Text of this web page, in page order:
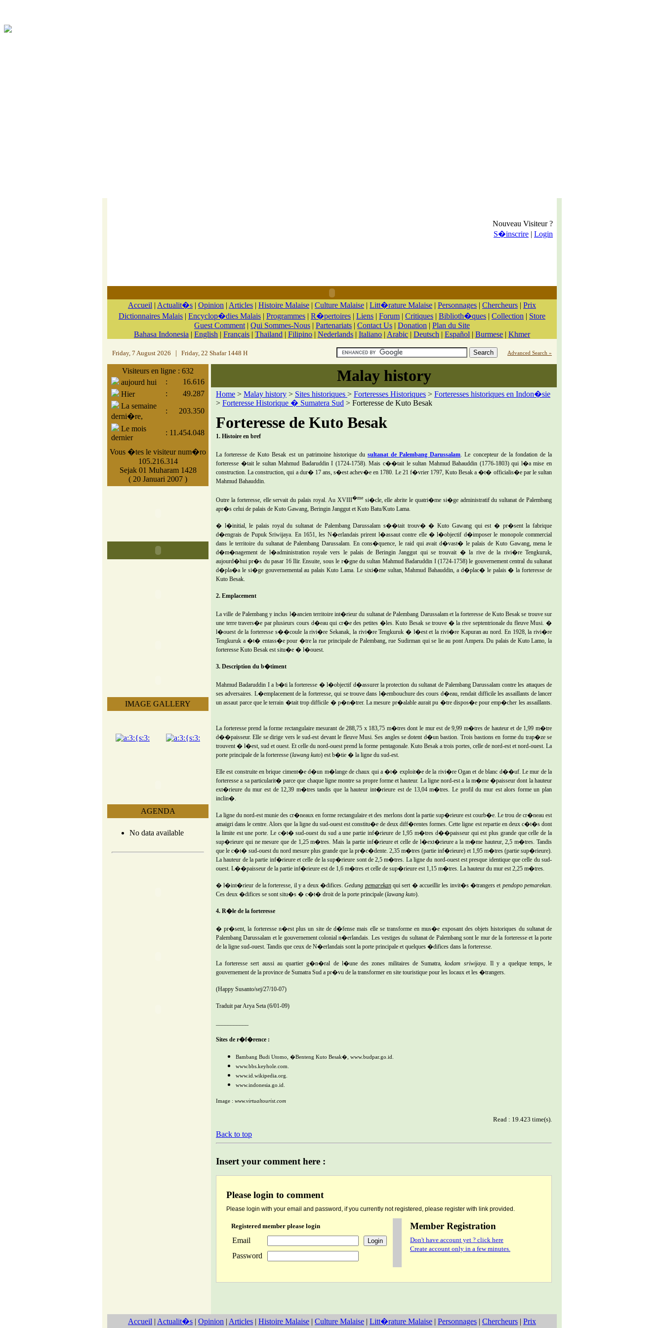
Nouveau Visiteur ?
S�inscrire | Login
Accueil | Actualit�s | Opinion | Articles | Histoire Malaise | Culture Malaise | Litt�rature Malaise | Personnages | Chercheurs | Prix
Dictionnaires Malais | Encyclop�dies Malais | Programmes | R�pertoires | Liens | Forum | Critiques | Biblioth�ques | Collection | Store
Guest Comment | Qui Sommes-Nous | Partenariats | Contact Us | Donation | Plan du Site
Bahasa Indonesia | English | Français | Thailand | Filipino | Nederlands | Italiano | Arabic | Deutsch | Español | Burmese | Khmer
Friday, 7 August 2026 Friday, 22 Shafar 1448 H Advanced Search »
Visiteurs en ligne : 632
aujourd hui
:
16.616
Hier
:
49.287
La semaine
derni�re,
: 203.350
Le mois
dernier
: 11.454.048
Vous �tes le visiteur num�ro
105.216.314
Sejak 01 Muharam 1428
( 20 Januari 2007 )
IMAGE GALLERY
AGENDA
No data available
Malay history
Home > Malay history > Sites historiques > Forteresses Historiques > Forteresses historiques en Indon�sie
> Forteresse Historique � Sumatera Sud > Forteresse de Kuto Besak
Forteresse de Kuto Besak
1. Histoire en bref
La forteresse de Kuto Besak est un patrimoine historique du sultanat de Palembang Darussalam. Le concepteur de la fondation de la
forteresse �tait le sultan Mahmud Badaruddin I (1724-1758). Mais c��tait le sultan Mahmud Bahauddin (1776-1803) qui l�a mise en
construction. La construction, qui a dur� 17 ans, s�est achev�e en 1780. Le 21 f�vrier 1797, Kuto Besak a �t� officialis�e par le sultan
Mahmud Bahauddin.
Outre la forteresse, elle servait du palais royal. Au XVIII�mesi�cle, elle abrite le quatri�me si�ge administratif du sultanat de Palembang
apr�s celui de palais de Kuto Gawang, Beringin Janggut et Kuto Batu/Kuto Lama.
� l�initial, le palais royal du sultanat de Palembang Darussalam s��tait trouv� � Kuto Gawang qui est � pr�sent la fabrique
d�engrais de Pupuk Sriwijaya. En 1651, les N�erlandais prirent l�assaut contre elle � l�objectif d�imposer le monopole commercial
dans le territoire du sultanat de Palembang Darussalam. En cons�quence, le raid qui avait d�vast� le palais de Kuto Gawang, mena le
d�m�nagement de l�administration royale vers le palais de Beringin Janggut qui se trouvait � la rive de la rivi�re Tengkuruk,
aujourd�hui pr�s du pasar 16 Ilir. Ensuite, sous le r�gne du sultan Mahmud Badaruddin I (1724-1758) le gouvernement central du sultanat
d�pla�a le si�ge gouvernemental au palais Kuto Lama. Le sixi�me sultan, Mahmud Bahauddin, a d�plac� le palais � la forteresse de
Kuto Besak.
2. Emplacement
La ville de Palembang y inclus l�ancien territoire int�rieur du sultanat de Palembang Darussalam et la forteresse de Kuto Besak se trouve sur
une terre travers�e par plusieurs cours d�eau qui cr�e des petites �les. Kuto Besak se trouve � la rive septentrionale du fleuve Musi. �
l�ouest de la forteresse s��coule la rivi�re Sekanak, la rivi�re Tengkuruk � l�est et la rivi�re Kapuran au nord. En 1928, la rivi�re
Tengkuruk a �t� entass�e pour �tre la rue principale de Palembang, rue Sudirman qui se lie au pont Ampera. Du palais de Kuto Lamo, la
forteresse Kuto Besak est situ�e � l�ouest.
3. Description du b�timent
Mahmud Badaruddin I a b�ti la forteresse � l�objectif d�assurer la protection du sultanat de Palembang Darussalam contre les attaques de
ses adversaires. L�emplacement de la forteresse, qui se trouve dans l�embouchure des cours d�eau, rendait difficile les assaillants de lancer
un assaut parce que le terrain �tait trop difficile � p�n�trer. La mesure pr�alable aurait pu �tre dispos�e pour emp�cher les assaillants.
La forteresse prend la forme rectangulaire mesurant de 288,75 x 183,75 m�tres dont le mur est de 9,99 m�tres de hauteur et de 1,99 m�tre
d��paisseur. Elle se dirige vers le sud-est devant le fleuve Musi. Ses angles se dotent d�un bastion. Trois bastions en forme du trap�ze se
trouvent � l�est, sud et ouest. Et celle du nord-ouest prend la forme pentagonale. Kuto Besak a trois portes, celle de nord-est et nord-ouest. La
porte principale de la forteresse (lawang kuto) est b�tie � la ligne du sud-est.
Elle est construite en brique ciment�e d�un m�lange de chaux qui a �t� exploit�e de la rivi�re Ogan et de blanc d��uf. Le mur de la
forteresse a sa particularit� parce que chaque ligne montre sa propre forme et hauteur. La ligne nord-est a la m�me �paisseur dont la hauteur
ext�rieure du mur est de 12,39 m�tres tandis que la hauteur int�rieure est de 13,04 m�tres. Le profil du mur est alors forme un plan
inclin�.
La ligne du nord-est munie des cr�neaux en forme rectangulaire et des merlons dont la partie sup�rieure est courb�e. Le trou de cr�neau est
amaigri dans le centre. Alors que la ligne du sud-ouest est constitu�e de deux diff�rentes formes. Cette ligne est repartie en deux c�t�s dont
la limite est une porte. Le c�t� sud-ouest du sud a une partie inf�rieure de 1,95 m�tres d��paisseur qui est plus grande que celle de la
sup�rieure qui ne mesure que de 1,25 m�tres. Mais la partie inf�rieure et celle de l�ext�rieure a la m�me hauteur, 2,5 m�tres. Tandis
que le c�t� sud-ouest du nord mesure plus grande que la pr�c�dente. 2,35 m�tres (partie inf�rieure) et 1,95 m�tres (partie sup�rieure).
La hauteur de la partie inf�rieure et celle de la sup�rieure sont de 2,5 m�tres. La ligne du nord-ouest est presque identique que celle du sud-
ouest. L��paisseur de la partie inf�rieure est de 1,6 m�tres et celle de sup�rieure est 1,15 m�tres. La hauteur du mur est 2,25 m�tres.
� l�int�rieur de la forteresse, il y a deux �difices.Gedung pemarekanqui sert � accueillir les invit�s �trangers et pendopo pemarekan
Ces deux �difices se sont situ�s � c�t� droit de la porte principale (lawang kuto).
4. R�le de la forteresse
� pr�sent, la forteresse n�est plus un site de d�fense mais elle se transforme en mus�e exposant des objets historiques du sultanat de
Palembang Darussalam et le gouvernement colonial n�erlandais. Les vestiges du sultanat de Palembang sont le mur de la forteresse et la porte
de la ligne sud-ouest. Tandis que ceux de N�erlandais sont la porte principale et quelques �difices dans la forteresse.
La forteresse sert aussi au quartier g�n�ral de l�une des zones militaires de Sumatra,kodam sriwijaya. Il y a quelque temps, le
gouvernement de la province de Sumatra Sud a pr�vu de la transformer en site touristique pour les locaux et les �trangers.
(Happy Susanto/sej/27/10-07)
Traduit par Arya Seta (6/01-09)
Sites de r�f�rence :
Bambang Budi Utomo, �Benteng Kuto Besak�, www.budpar.go.id.
www.bbs.keyhole.com.
www.id.wikipedia.org.
www.indonesia.go.id.
Image : www.virtualtourist.com
Read : 19.423 time(s).
Back to top
Insert your comment here :
Please login to comment
Please login with your email and password, if you currently not registered, please register with link provided.
Registered member please login
Email
Password
Member Registration
Don't have account yet ? click here
Create account only in a few minutes.
Accueil | Actualit�s | Opinion | Articles | Histoire Malaise | Culture Malaise | Litt�rature Malaise | Personnages | Chercheurs | Prix